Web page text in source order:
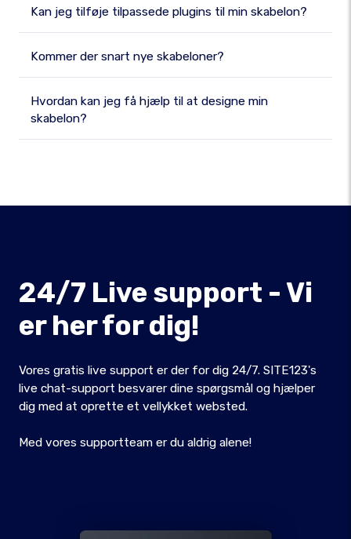
Kan jeg tilføje tilpassede plugins til min skabelon?
Kommer der snart nye skabeloner?
Hvordan kan jeg få hjælp til at designe min
skabelon?
24/7 Live support - Vi
er her for dig!
Vores gratis live support er der for dig 24/7. SITE123's
live chat-support besvarer dine spørgsmål og hjælper
dig med at oprette et vellykket websted.
Med vores supportteam er du aldrig alene!